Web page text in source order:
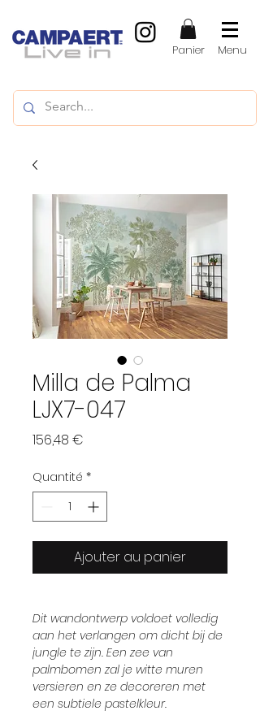
Panier Menu
Milla de Palma
LJX7-047
156,48 €
Quantité *
Ajouter au panier
Dit wandontwerp voldoet volledig
aan het verlangen om dicht bij de
jungle te zijn. Een zee van
palmbomen zal je witte muren
versieren en ze decoreren met
een subtiele pastelkleur.